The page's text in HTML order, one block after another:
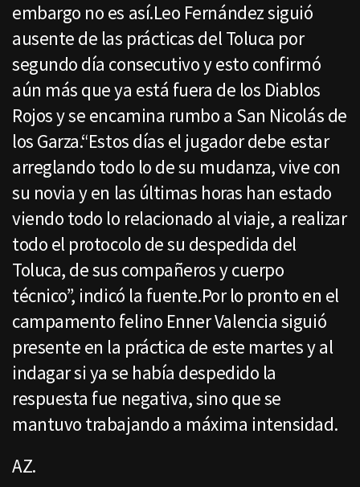
embargo no es así.Leo Fernández siguió
ausente de las prácticas del Toluca por
segundo día consecutivo y esto confirmó
aún más que ya está fuera de los Diablos
Rojos y se encamina rumbo a San Nicolás de
los Garza.“Estos días el jugador debe estar
arreglando todo lo de su mudanza, vive con
su novia y en las últimas horas han estado
viendo todo lo relacionado al viaje, a realizar
todo el protocolo de su despedida del
Toluca, de sus compañeros y cuerpo
técnico”, indicó la fuente.Por lo pronto en el
campamento felino Enner Valencia siguió
presente en la práctica de este martes y al
indagar si ya se había despedido la
respuesta fue negativa, sino que se
mantuvo trabajando a máxima intensidad.
AZ.